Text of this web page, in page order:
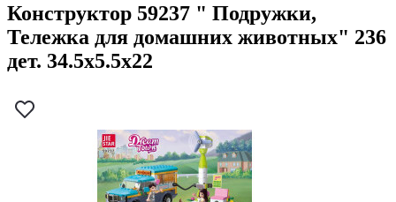
Конструктор 59237 " Подружки,
Тележка для домашних животных" 236
дет. 34.5х5.5х22